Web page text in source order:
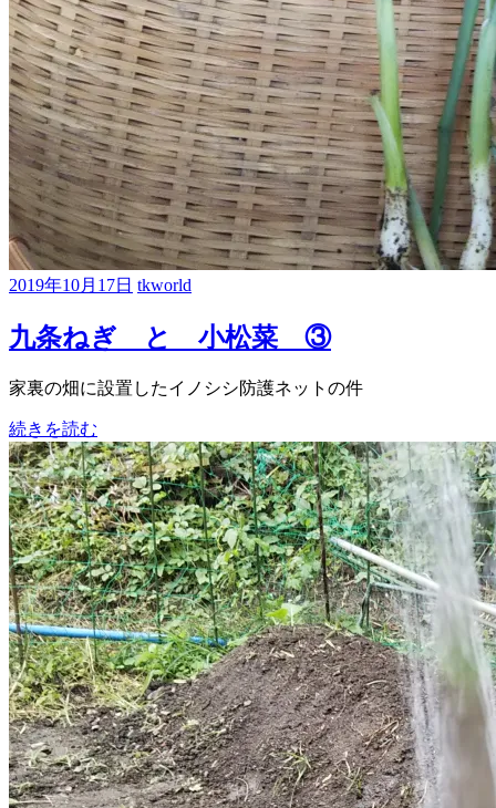
2019年10月17日 tkworld
九条ねぎ と 小松菜 ③
家裏の畑に設置したイノシシ防護ネットの件
続きを読む